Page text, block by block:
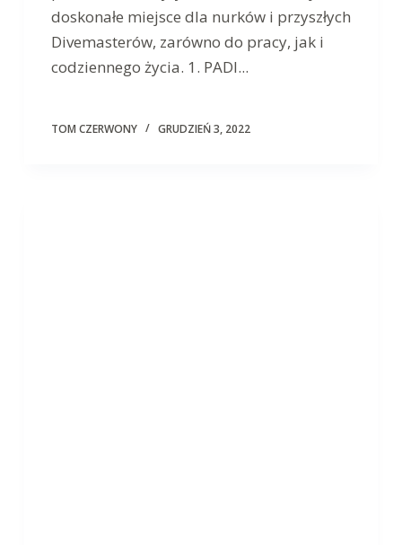
doskonałe miejsce dla nurków i przyszłych
Divemasterów, zarówno do pracy, jak i
codziennego życia. 1. PADI...
TOM CZERWONY GRUDZIEŃ 3, 2022